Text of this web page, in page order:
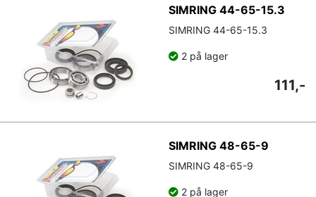
SIMRING 44-65-15.3
SIMRING 44-65-15.3
2 på lager
111,-
SIMRING 48-65-9
SIMRING 48-65-9
2 på lager